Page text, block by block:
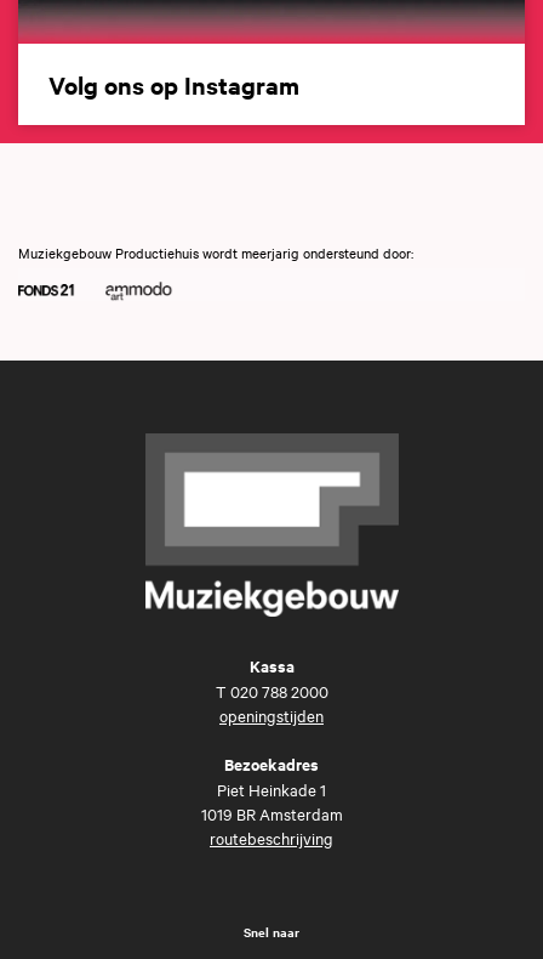
Volg ons op Instagram
Muziekgebouw Productiehuis wordt meerjarig ondersteund door:
Kassa
T 020 788 2000
openingstijden
Bezoekadres
Piet Heinkade 1
1019 BR Amsterdam
routebeschrijving
Snel naar